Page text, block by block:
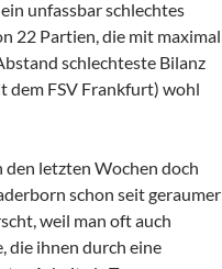
unfassbar schlechtes
22 Partien, die mit maximal
schlechteste Bilanz
dem FSV Frankfurt) wohl
den letzten Wochen doch
schon seit geraumer
weil man oft auch
die ihnen durch eine